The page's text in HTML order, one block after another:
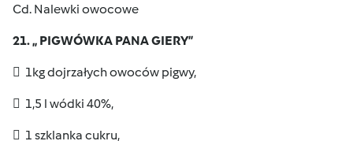
Cd. Nalewki owocowe
21. „ PIGWÓWKA PANA GIERY”
 1kg dojrzałych owoców pigwy,
 1,5 l wódki 40%,
 1 szklanka cukru,